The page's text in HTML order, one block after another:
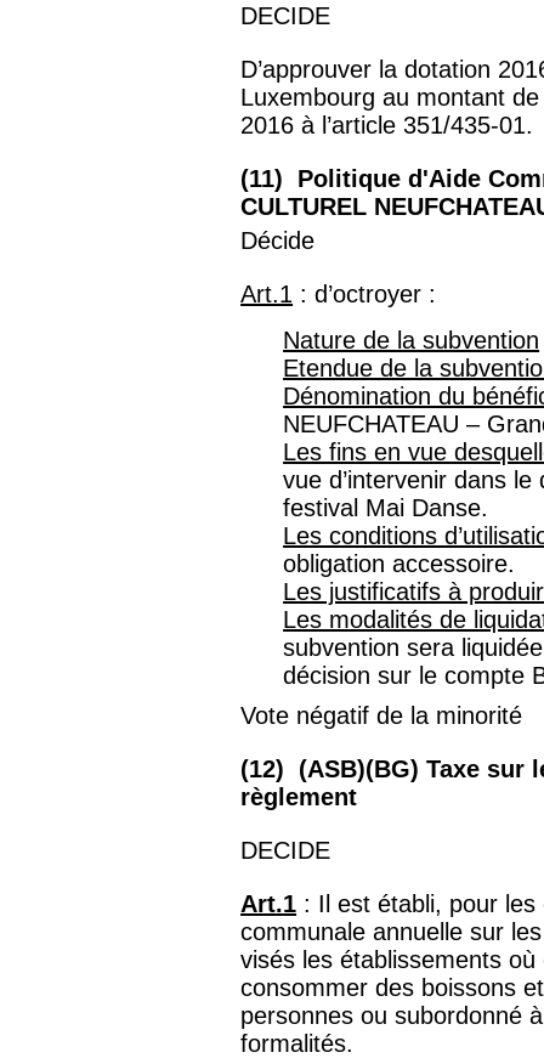
DECIDE
D’approuver la dotation
Luxembourg au montant
2016 à l’article 351/435-01.
(11) Politique d'Aide
CULTUREL
Décide
Art.1 : d’octroyer :
Nature de la subvention
Etendue de la
Dénomination du
NEUFCHATEAU –
Les fins en vue
vue d’intervenir dans le
festival Mai Danse.
Les conditions
obligation accessoire.
Les justificatifs à
Les modalités de
subvention sera
décision sur le compte
​Vote négatif de la minorité
(12) (ASB)(BG) Taxe sur
règlement
DECIDE
Art.1 : Il est établi, pour
communale annuelle sur
visés les établissements
consommer des boissons
personnes ou subordonné
formalités.